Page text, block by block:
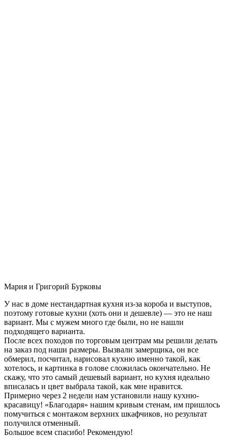
Мария и Григорий Бурковы
У нас в доме нестандартная кухня из-за короба и выступов,
поэтому готовые кухни (хоть они и дешевле) — это не наш
вариант. Мы с мужем много где были, но не нашли
подходящего варианта.
После всех походов по торговым центрам мы решили делать
на заказ под наши размеры. Вызвали замерщика, он все
обмерил, посчитал, нарисовал кухню именно такой, как
хотелось, и картинка в голове сложилась окончательно. Не
скажу, что это самый дешевый вариант, но кухня идеально
вписалась и цвет выбрала такой, как мне нравится.
Примерно через 2 недели нам установили нашу кухню-
красавицу! «Благодаря» нашим кривым стенам, им пришлось
помучиться с монтажом верхних шкафчиков, но результат
получился отменный.
Большое всем спасибо! Рекомендую!